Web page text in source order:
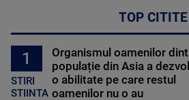
TOP CITITE
1
STIRI
STIINTA
Organismul oamenilor
populație din Asia a
o abilitate pe care restul
oamenilor nu o au